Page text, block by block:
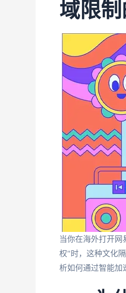
域限
当你在海外打开
权"时，这种文化
析如何通过智能加